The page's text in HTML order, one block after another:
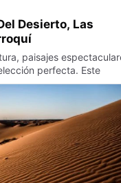
Desierto, Las
paisajes
perfecta. Este